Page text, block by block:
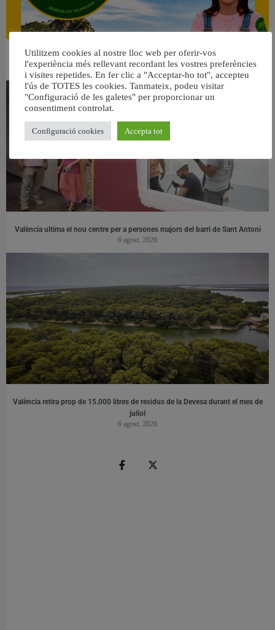
👀 Una mirada atenta puede marcar la diferencia.
31 juliol, 2026
València ultima el nou centre per a persones majors del barri de Sant Antoni
6 agost, 2026
València retira prop de 15.000 litres de residus de la Devesa durant el mes de
juliol
6 agost, 2026
Utilitzem cookies al nostre lloc web per oferir-vos
l'experiència més rellevant recordant les vostres preferències
i visites repetides. En fer clic a "Acceptar-ho tot", accepteu
l'ús de TOTES les cookies. Tanmateix, podeu visitar
"Configuració de les galetes" per proporcionar un
consentiment controlat.
Configuració cookies Accepta tot